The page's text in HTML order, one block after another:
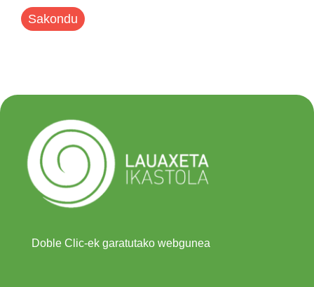
Sakondu
Doble Clic-ek garatutako webgunea